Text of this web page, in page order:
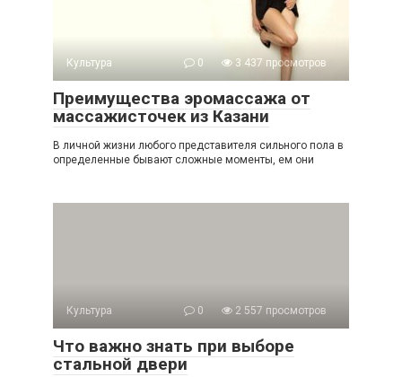
Культура 0 3 437 просмотров
Преимущества эромассажа от
массажисточек из Казани
В личной жизни любого представителя сильного пола в
определенные бывают сложные моменты, ем они
Культура 0 2 557 просмотров
Что важно знать при выборе
стальной двери